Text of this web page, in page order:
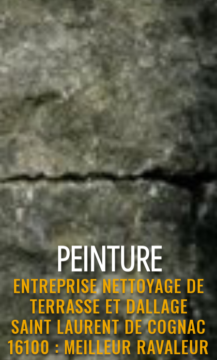
RAVALEMENT
ENTREPRISE NETTOYAGE DE
TERRASSE ET DALLAGE
SAINT LAURENT DE COGNAC
16100 : MEILLEUR RAVALEUR